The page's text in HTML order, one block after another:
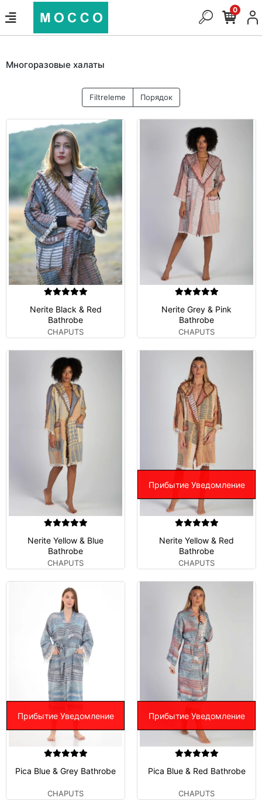
0
Многоразовые халаты
Filtreleme Порядок
Nerite Black & Red
Bathrobe
CHAPUTS
Nerite Grey & Pink
Bathrobe
CHAPUTS
Nerite Yellow & Blue
Bathrobe
CHAPUTS
Прибытие Уведомление
Nerite Yellow & Red
Bathrobe
CHAPUTS
Прибытие Уведомление
Pica Blue & Grey Bathrobe
CHAPUTS
Прибытие Уведомление
Pica Blue & Red Bathrobe
CHAPUTS